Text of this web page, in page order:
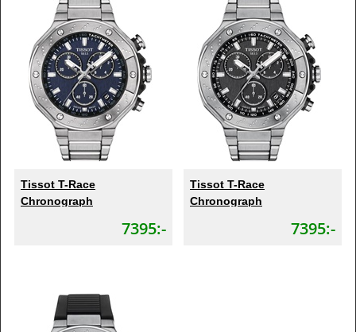
Tissot T-Race
Chronograph
7395:-
Tissot T-Race
Chronograph
7395:-